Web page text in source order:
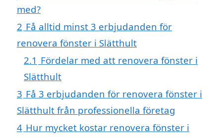
med?
2 Få alltid minst 3 erbjudanden för
renovera fönster i Slätthult
2.1 Fördelar med att renovera fönster i
Slätthult
3 Få 3 erbjudanden för renovera fönster i
Slätthult från professionella företag
4 Hur mycket kostar renovera fönster i